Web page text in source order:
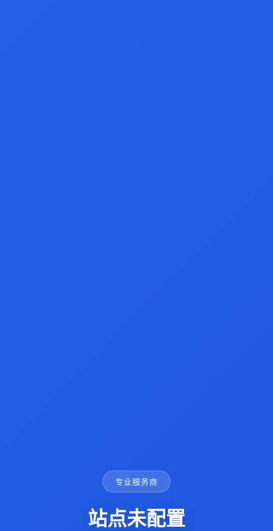
专业服务商
站点未配置